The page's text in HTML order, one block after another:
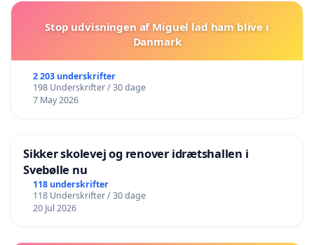
Stop udvisningen af Miguel lad ham blive i
Danmark
2 203 underskrifter
198 Underskrifter / 30 dage
7 May 2026
Sikker skolevej og renover idrætshallen i
Svebølle nu
118 underskrifter
118 Underskrifter / 30 dage
20 Jul 2026